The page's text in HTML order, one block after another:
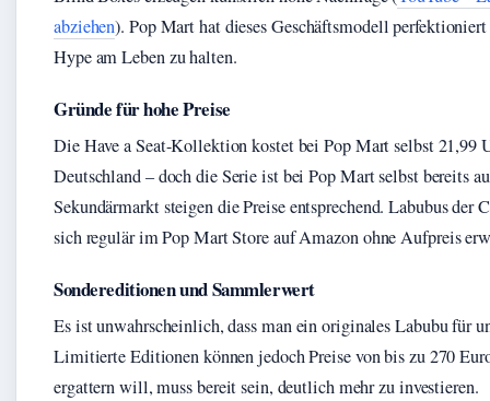
abziehen). Pop Mart hat dieses Geschäftsmodell
Hype am Leben zu halten.
Gründe für hohe Preise
Die Have a Seat-Kollektion kostet bei Pop Mart selbst 21,99
Deutschland – doch die Serie ist bei Pop Mart selbst bereits
Sekundärmarkt steigen die Preise entsprechend. Labubus der
sich regulär im Pop Mart Store auf Amazon ohne Aufpreis
Sondereditionen und Sammlerwert
Es ist unwahrscheinlich, dass man ein originales Labubu für
Limitierte Editionen können jedoch Preise von bis zu 270
ergattern will, muss bereit sein, deutlich mehr zu investieren.